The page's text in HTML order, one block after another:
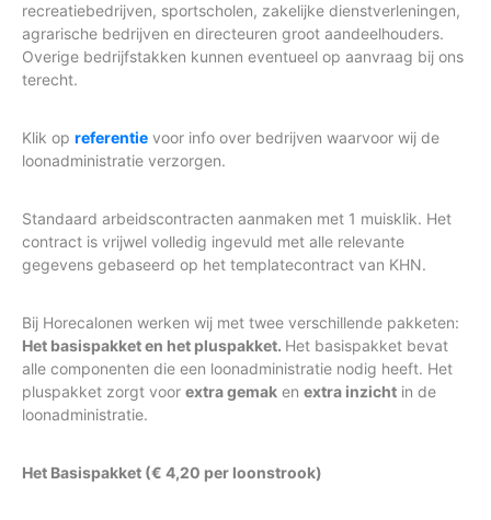
recreatiebedrijven, sportscholen, zakelijke dienstverleningen,
agrarische bedrijven en directeuren groot aandeelhouders.
Overige bedrijfstakken kunnen eventueel op aanvraag bij ons
terecht.
Klik op referentie voor info over bedrijven waarvoor wij de
loonadministratie verzorgen.
Standaard arbeidscontracten aanmaken met 1 muisklik. Het
contract is vrijwel volledig ingevuld met alle relevante
gegevens gebaseerd op het templatecontract van KHN.
Bij Horecalonen werken wij met twee verschillende pakketen:
Het basispakket en het pluspakket. Het basispakket bevat
alle componenten die een loonadministratie nodig heeft. Het
pluspakket zorgt voor extra gemak en extra inzicht in de
loonadministratie.
Het Basispakket (€ 4,20 per loonstrook)